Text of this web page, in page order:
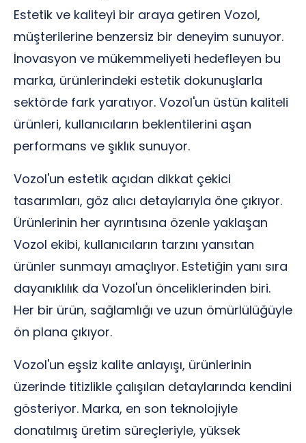
Estetik ve kaliteyi bir araya getiren Vozol,
müşterilerine benzersiz bir deneyim sunuyor.
İnovasyon ve mükemmeliyeti hedefleyen bu
marka, ürünlerindeki estetik dokunuşlarla
sektörde fark yaratıyor. Vozol'un üstün kaliteli
ürünleri, kullanıcıların beklentilerini aşan
performans ve şıklık sunuyor.
Vozol'un estetik açıdan dikkat çekici
tasarımları, göz alıcı detaylarıyla öne çıkıyor.
Ürünlerinin her ayrıntısına özenle yaklaşan
Vozol ekibi, kullanıcıların tarzını yansıtan
ürünler sunmayı amaçlıyor. Estetiğin yanı sıra
dayanıklılık da Vozol'un önceliklerinden biri.
Her bir ürün, sağlamlığı ve uzun ömürlülüğüyle
ön plana çıkıyor.
Vozol'un eşsiz kalite anlayışı, ürünlerinin
üzerinde titizlikle çalışılan detaylarında kendini
gösteriyor. Marka, en son teknolojiyle
donatılmış üretim süreçleriyle, yüksek